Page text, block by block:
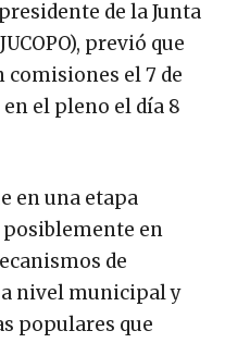
de la Junta
previó que
comisiones el 7 de
el pleno el día 8
en una etapa
en
de
nivel municipal y
populares que